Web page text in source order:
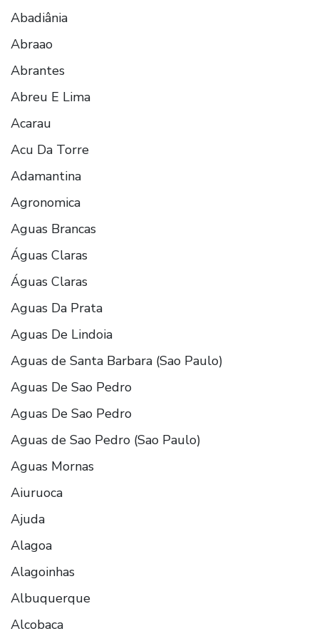
Abadiânia
Abraao
Abrantes
Abreu E Lima
Acarau
Acu Da Torre
Adamantina
Agronomica
Aguas Brancas
Águas Claras
Águas Claras
Aguas Da Prata
Aguas De Lindoia
Aguas de Santa Barbara (Sao Paulo)
Aguas De Sao Pedro
Aguas De Sao Pedro
Aguas de Sao Pedro (Sao Paulo)
Aguas Mornas
Aiuruoca
Ajuda
Alagoa
Alagoinhas
Albuquerque
Alcobaca